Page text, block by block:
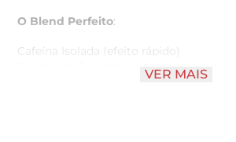
O Blend Perfeito:
Cafeína Isolada (efeito rápido)
Extrato de Guaraná (energia prolongada)
VER MAIS